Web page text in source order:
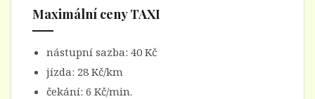
Maximální ceny TAXI
nástupní sazba: 40 Kč
jízda: 28 Kč/km
čekání: 6 Kč/min.